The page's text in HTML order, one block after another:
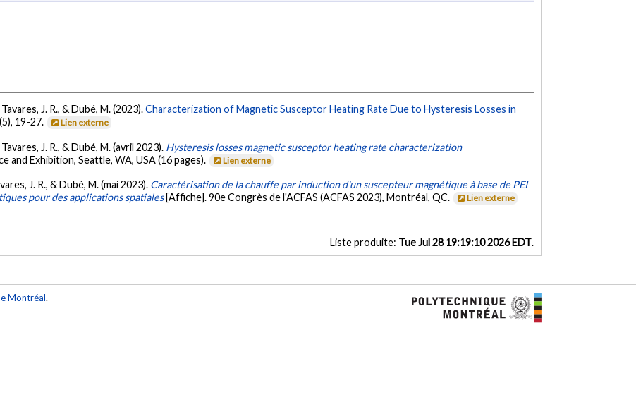
J. R., & Dubé, M. (2023).Characterization of Magnetic Susceptor Heating Rate Due to Hysteresis Losses in
(5), 19-27. Lien externe
J. R., & Dubé, M. (avril 2023). Hysteresis losses magnetic susceptor heating rate characterization
and Exhibition, Seattle, WA, USA (16 pages).
Lien externe
J. R., & Dubé, M. (mai 2023). Caractérisation de la chauffe par induction d'un suscepteur magnétique à base de PEI
pour des applications spatiales [Affiche]. 90e Congrès de l'ACFAS (ACFAS 2023), Montréal, QC. Lien externe
Liste produite: Tue Jul 28 19:19:10 2026 EDT.
Montréal.